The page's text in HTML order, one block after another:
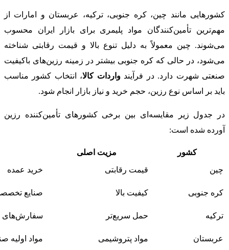
کشورهایی مانند چین، کره جنوبی، ترکیه، عربستان و امارات از
مهم‌ترین تأمین‌کنندگان مواد پلیمری برای بازار ایران محسوب
می‌شوند. چین معمولاً به دلیل تنوع بالا و قیمت رقابتی شناخته
می‌شود، در حالی که کره جنوبی بیشتر در زمینه رزین‌های باکیفیت
صنعتی شهرت دارد. در فرآیندواردات کالا، انتخاب کشور مناسب
باید بر اساس نوع رزین، حجم خرید و نیاز بازار انجام شود.
در جدول زیر مقایسه‌ای بین برخی کشورهای تأمین‌کننده رزین
آورده شده است:
کشور
مزیت اصلی
چین
قیمت رقابتی خرید عمده
کره جنوبی کیفیت بالا صنایع
ترکیه حمل سریع‌تر سفارش‌های
عربستان مواد پتروشیمی مواد اولیه